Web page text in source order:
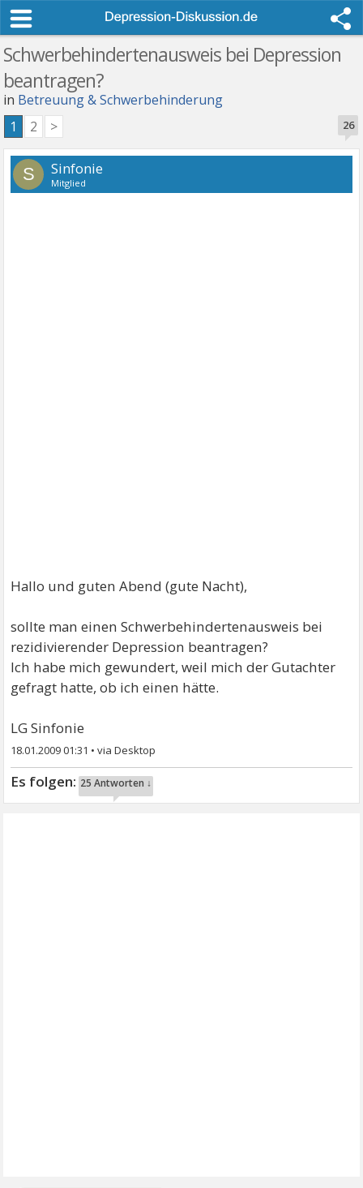
Schwerbehindertenausweis bei Depression
beantragen?
in Betreuung & Schwerbehinderung
26
1 2 >
S Sinfonie
Mitglied
Hallo und guten Abend (gute Nacht),
sollte man einen Schwerbehindertenausweis bei
rezidivierender Depression beantragen?
Ich habe mich gewundert, weil mich der Gutachter
gefragt hatte, ob ich einen hätte.
LG Sinfonie
18.01.2009 01:31 •
25 Antworten ↓